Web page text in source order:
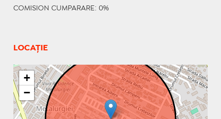
COMISION CUMPARARE: 0%
LOCAȚIE
+
−